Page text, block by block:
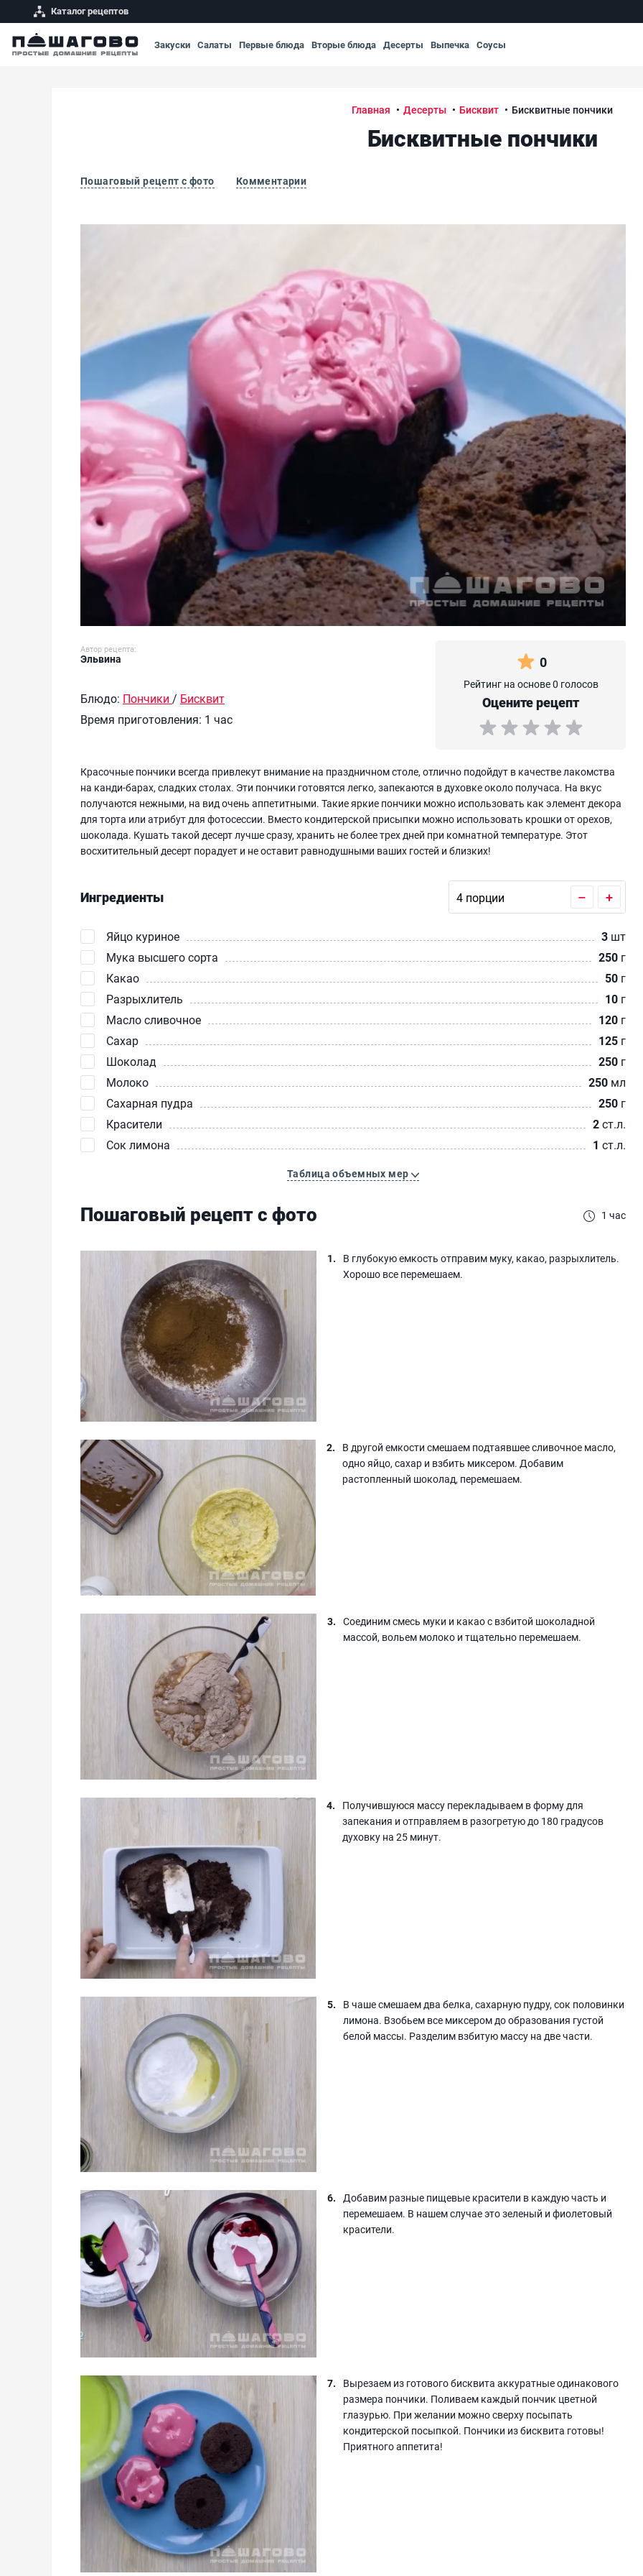
Каталог рецептов
Закуски Салаты Первые блюда Вторые блюда Десерты Выпечка Соусы
Главная Десерты Бисквит Бисквитные пончики
Бисквитные пончики
Пошаговый рецепт с фото Комментарии
Автор рецепта:
Эльвина
Блюдо: Пончики / Бисквит
Время приготовления: 1 час
0
Рейтинг на основе 0 голосов
Оцените рецепт
Красочные пончики всегда привлекут внимание на праздничном столе, отлично подойдут в качестве лакомства
на канди-барах, сладких столах. Эти пончики готовятся легко, запекаются в духовке около получаса. На вкус
получаются нежными, на вид очень аппетитными. Такие яркие пончики можно использовать как элемент декора
для торта или атрибут для фотосессии. Вместо кондитерской присыпки можно использовать крошки от орехов,
шоколада. Кушать такой десерт лучше сразу, хранить не более трех дней при комнатной температуре. Этот
восхитительный десерт порадует и не оставит равнодушными ваших гостей и близких!
Ингредиенты – +
Яйцо куриное 3 шт
Мука высшего сорта
250 г
Какао
50 г
Разрыхлитель
10 г
Масло сливочное
120 г
Сахар
125 г
Шоколад
250 г
Молоко
250 мл
Сахарная пудра
250 г
Красители
2ст.л.
Сок лимона
1 ст.л.
Таблица объемных мер
Пошаговый рецепт с фото 1 час
В глубокую емкость отправим муку, какао, разрыхлитель.
Хорошо все перемешаем.
В другой емкости смешаем подтаявшее сливочное масло,
одно яйцо, сахар и взбить миксером. Добавим
растопленный шоколад, перемешаем.
Соединим смесь муки и какао с взбитой шоколадной
массой, вольем молоко и тщательно перемешаем.
Получившуюся массу перекладываем в форму для
запекания и отправляем в разогретую до 180 градусов
духовку на 25 минут.
В чаше смешаем два белка, сахарную пудру, сок половинки
лимона. Взобьем все миксером до образования густой
белой массы. Разделим взбитую массу на две части.
Добавим разные пищевые красители в каждую часть и
перемешаем. В нашем случае это зеленый и фиолетовый
красители.
Вырезаем из готового бисквита аккуратные одинакового
размера пончики. Поливаем каждый пончик цветной
глазурью. При желании можно сверху посыпать
кондитерской посыпкой. Пончики из бисквита готовы!
Приятного аппетита!